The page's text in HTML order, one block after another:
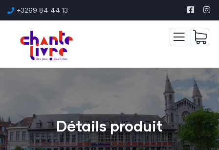
+3269 84 44 13
Détails produit